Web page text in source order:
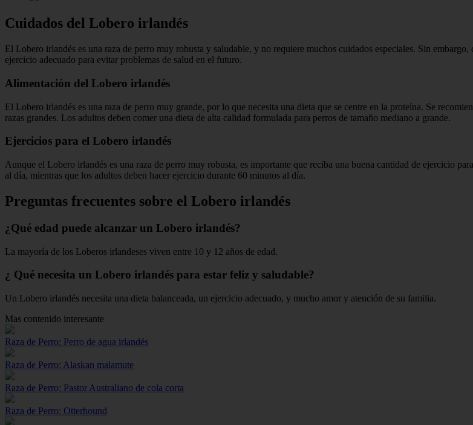
Cuidados del Lobero irlandés
El Lobero irlandés es una raza de perro muy robusta y saludable, y no requiere muchos cuidados especiales. Sin
ejercicio adecuado para evitar problemas de salud en el futuro.
Alimentación del Lobero irlandés
El Lobero irlandés es una raza de perro muy grande, por lo que necesita una dieta que se centre en la proteína. Se
razas grandes. Los adultos deben comer una dieta de alta calidad formulada para perros de tamaño mediano a grande.
Ejercicios para el Lobero irlandés
Aunque el Lobero irlandés es una raza de perro muy robusta, es importante que reciba una buena cantidad de ejercicio
al día, mientras que los adultos deben hacer ejercicio durante 60 minutos al día.
Preguntas frecuentes sobre el Lobero irlandés
¿Qué edad puede alcanzar un Lobero irlandés?
La mayoría de los Loberos irlandeses viven entre 10 y 12 años de edad.
¿ Qué necesita un Lobero irlandés para estar feliz y saludable?
Un Lobero irlandés necesita una dieta balanceada, un ejercicio adecuado, y mucho amor y atención de su familia.
Mas contenido interesante
Raza de Perro: Perro de agua irlandés
Raza de Perro: Alaskan malamute
Raza de Perro: Pastor Australiano de cola corta
Raza de Perro: Otterhound